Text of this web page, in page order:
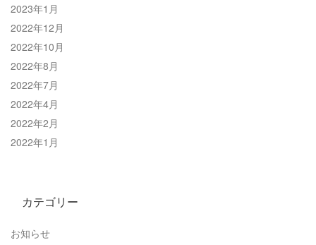
2023年1月
2022年12月
2022年10月
2022年8月
2022年7月
2022年4月
2022年2月
2022年1月
カテゴリー
お知らせ